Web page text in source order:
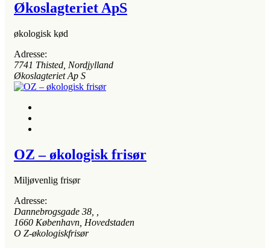
Økoslagteriet ApS
økologisk kød
Adresse:
7741 Thisted, Nordjylland
Økoslagteriet Ap S
OZ – økologisk frisør
Miljøvenlig frisør
Adresse:
Dannebrogsgade 38
1660 København, Hovedstaden
O Z-økologiskfrisør